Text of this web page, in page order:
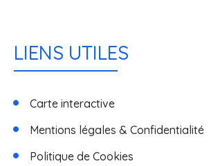
LIENS UTILES
Carte interactive
Mentions légales & Confidentialité
Politique de Cookies